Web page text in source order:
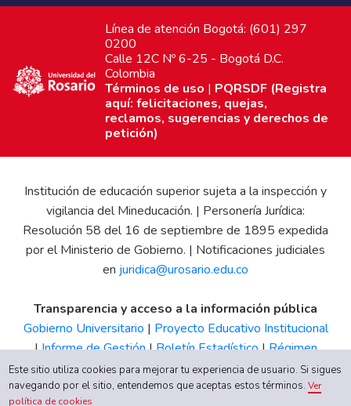
Línea de atención Bogotá: (601) 297
0200
Calle 12C Nº 6-25 - Bogotá D.C.
Colombia
Términos de uso | PQRSDF (Registra
aquí: felicitaciones, quejas,
reclamos, sugerencias y derechos de
petición)
Institución de educación superior sujeta a la inspección y
vigilancia del Mineducación. | Personería Jurídica:
Resolución 58 del 16 de septiembre de 1895 expedida
por el Ministerio de Gobierno. | Notificaciones judiciales
en juridica@urosario.edu.co
Transparencia y acceso a la información pública
Gobierno Universitario | Proyecto Educativo Institucional
|Informe de Gestión|Boletín Estadístico|Régimen
Tributario|Estados Financieros |Código de Ética| Canal
de Integridad UR
Este sitio utiliza cookies para mejorar tu experiencia de usuario. Si sigues
navegando por el sitio, entendemos que aceptas estos términos.Ver
política de cookies